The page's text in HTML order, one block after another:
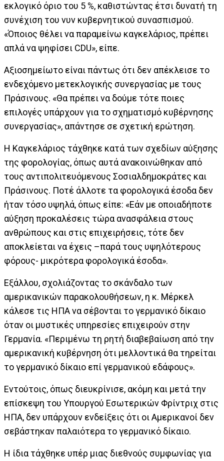
εκλογικό όριο του 5 %, καθιστώντας έτσι δυνατή τη
συνέχιση του νυν κυβερνητικού συνασπισμού.
«Όποιος θέλει να παραμείνω καγκελάριος, πρέπει
απλά να ψηφίσει CDU», είπε.
Αξιοσημείωτο είναι πάντως ότι δεν απέκλεισε το
ενδεχόμενο μετεκλογικής συνεργασίας με τους
Πράσινους. «Θα πρέπει να δούμε τότε ποιες
επιλογές υπάρχουν για το σχηματισμό κυβέρνησης
συνεργασίας», απάντησε σε σχετική ερώτηση.
Η Καγκελάριος τάχθηκε κατά των σχεδίων αύξησης
της φορολογίας, όπως αυτά ανακοινώθηκαν από
τους αντιπολιτευόμενους Σοσιαλδημοκράτες και
Πράσινους. Ποτέ άλλοτε τα φορολογικά έσοδα δεν
ήταν τόσο υψηλά, όπως είπε: «Εάν με οποιαδήποτε
αύξηση προκαλέσεις τώρα ανασφάλεια στους
ανθρώπους και στις επιχειρήσεις, τότε δεν
αποκλείεται να έχεις –παρά τους υψηλότερους
φόρους- μικρότερα φορολογικά έσοδα».
Εξάλλου, σχολιάζοντας το σκάνδαλο των
αμερικανικών παρακολουθήσεων, η κ. Μέρκελ
κάλεσε τις ΗΠΑ να σέβονται το γερμανικό δίκαιο
όταν οι μυστικές υπηρεσίες επιχειρούν στην
Γερμανία. «Περιμένω τη ρητή διαβεβαίωση από την
αμερικανική κυβέρνηση ότι μελλοντικά θα τηρείται
το γερμανικό δίκαιο επί γερμανικού εδάφους».
Εντούτοις, όπως διευκρίνισε, ακόμη και μετά την
επίσκεψη του Υπουργού Εσωτερικών Φρίντριχ στις
ΗΠΑ, δεν υπάρχουν ενδείξεις ότι οι Αμερικανοί δεν
σεβάστηκαν παλαιότερα το γερμανικό δίκαιο.
Η ίδια τάχθηκε υπέρ μιας διεθνούς συμφωνίας για